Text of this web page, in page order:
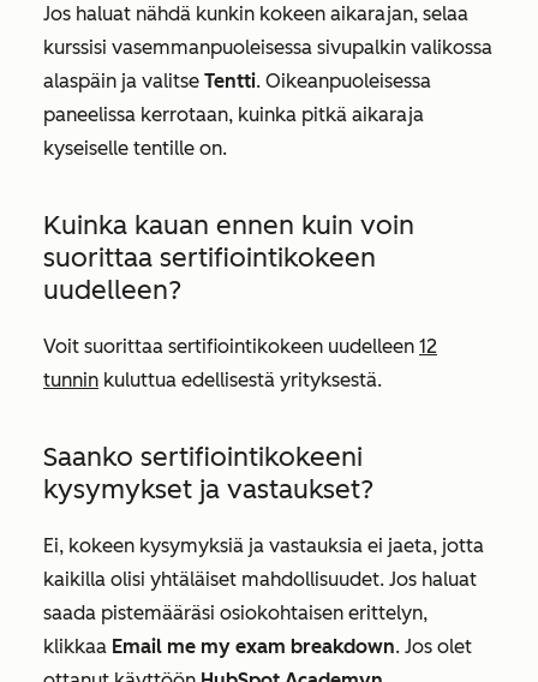
Jos haluat nähdä kunkin kokeen aikarajan, selaa
kurssisi vasemmanpuoleisessa sivupalkin valikossa
alaspäin ja valitse Tentti. Oikeanpuoleisessa
paneelissa kerrotaan, kuinka pitkä aikaraja
kyseiselle tentille on.
Kuinka kauan ennen kuin voin
suorittaa sertifiointikokeen
uudelleen?
Voit suorittaa sertifiointikokeen uudelleen 12
tunnin kuluttua edellisestä yrityksestä.
Saanko sertifiointikokeeni
kysymykset ja vastaukset?
Ei, kokeen kysymyksiä ja vastauksia ei jaeta, jotta
kaikilla olisi yhtäläiset mahdollisuudet. Jos haluat
saada pistemääräsi osiokohtaisen erittelyn,
klikkaa Email me my exam breakdown. Jos olet